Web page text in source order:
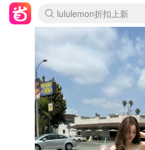
lululemon折扣上新
Sasa美妆护肤3.5折
SSENSE年中2.5折
FreshBeauty好价汇总
Cettire降价+叠9折
WWS Coles超市实拍
viagogo二手票捡漏
Myer超级周末
The Outnet奢牌1折起
David Jones 3折起
Flannels大牌1折
Perfumes Club护肤1折
AMIRO面罩$251
Amazon折扣汇总
eToro入金$200送$50
Amazon数码好物
ICONIC本周7.5折
ThedoubleF高奢地板价
Moose Knuckles 6折
丝芙兰5折起
EUFY摄像头$98
Selenichast首饰2折
Trip机票酒店促销
YSL送5件彩妆礼
Amazon家居好物
Amazon美妆护肤
雅漾大喷$8
过敏原检测盒$33
伊索独家赠50ml沐浴露
科颜氏高保湿面霜$29
SEALIFE海洋馆门票6折
丝塔芙大白罐$16
订阅Newsletter送香薰
Cult Beauty 6.8折
Harrods圣诞日历$525
LN-CC奢牌私促3折
d'Alba空姐喷雾$16
EVE LOM套装£56
Bernardelli独家4折
Adore Beauty 6折起
CT圣诞日历
Mytheresa奢品2.7折
Luxury Escapes 9折
Currentbody美容仪$881
MOON Garden Live
Roborock扫地机$649
Tingo Life水杯$24
Valentino官网5折
CR洗护套装$23
修丽可4件套$159
Myer彩妆2件7折
GANNI官网4.5折
Stylevana韩妆4折
Tessabit高奢8.5折
OGX洗发水$11
Amazon阿德莱德次日达
卡诗8.5折+赠礼
Philips Hue灯具8折